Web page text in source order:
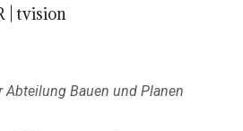
| tvision
Abteilung Bauen und Planen